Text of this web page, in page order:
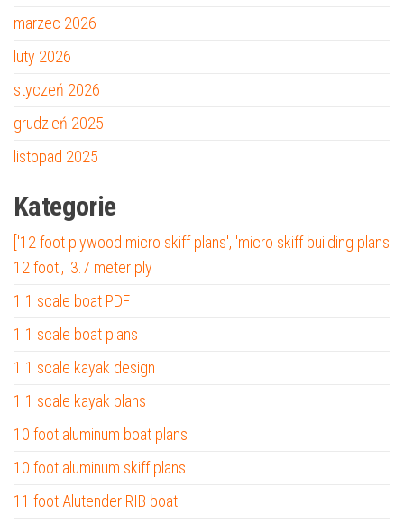
marzec 2026
luty 2026
styczeń 2026
grudzień 2025
listopad 2025
Kategorie
['12 foot plywood micro skiff plans', 'micro skiff building plans
12 foot', '3.7 meter ply
1 1 scale boat PDF
1 1 scale boat plans
1 1 scale kayak design
1 1 scale kayak plans
10 foot aluminum boat plans
10 foot aluminum skiff plans
11 foot Alutender RIB boat